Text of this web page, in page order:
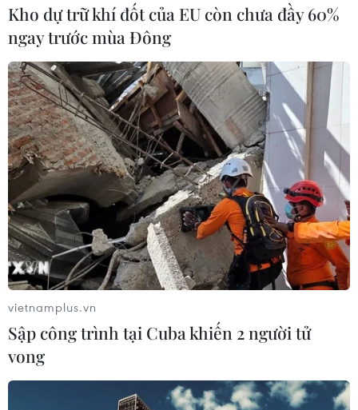
Bộ trưởng Y tế: TP.HCM có thể có thêm ca
mắc, không dừng ở con số 29
08/02/2021 06:58
Bộ trưởng Bộ Y tế yêu cầu thành phố khoanh vùng
nhanh tất cả các địa bàn có người mắc, lấy mẫu triệt
để trên diện rộng các trường hợp liên quan đến ca
bệnh, sau đó thu hẹp lại khoảng cách phong tỏa.
Kho dự trữ khí đốt của EU còn chưa đầy 60%
ngay trước mùa Đông
vietnamplus.vn
Sập công trình tại Cuba khiến 2 người tử
vong